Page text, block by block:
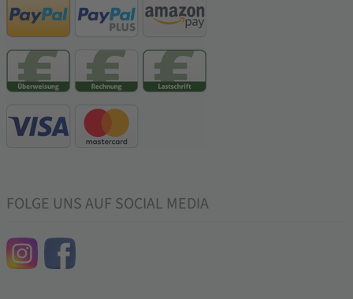
FOLGE UNS AUF SOCIAL MEDIA